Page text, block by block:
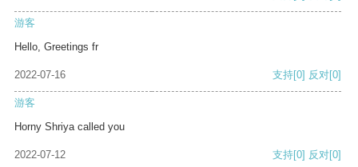
游客
Hello, Greetings fr
2022-07-16 支持[0] 反对[0]
游客
Horny Shriya called you
2022-07-12 支持[0] 反对[0]